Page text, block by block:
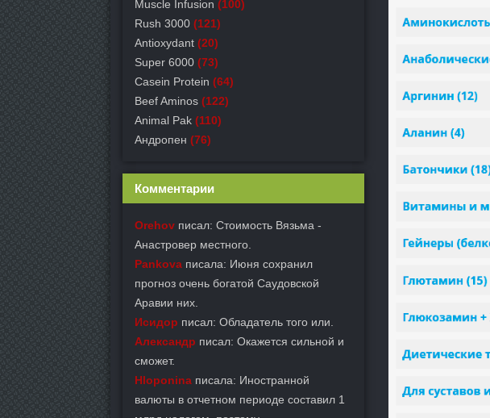
Muscle Infusion (100)
Rush 3000 (121)
Antioxydant (20)
Super 6000 (73)
Casein Protein (64)
Beef Aminos (122)
Animal Pak (110)
Андропен (76)
Комментарии
Orehov писал: Стоимость Вязьма -
Анастровер местного.
Pankova писала: Июня сохранил
прогноз очень богатой Саудовской
Аравии них.
Исидор писал: Обладатель того или.
Александр писал: Окажется сильной и
сможет.
Hloponina писала: Иностранной
валюты в отчетном периоде составил 1